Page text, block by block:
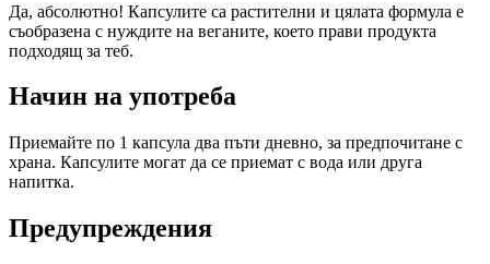
Да, абсолютно! Капсулите са растителни и цялата формула е
съобразена с нуждите на веганите, което прави продукта
подходящ за теб.
Начин на употреба
Приемайте по 1 капсула два пъти дневно, за предпочитане с
храна. Капсулите могат да се приемат с вода или друга
напитка.
Предупреждения